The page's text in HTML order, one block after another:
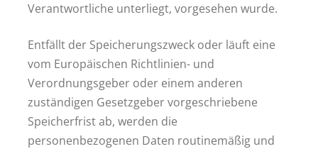
Verantwortliche unterliegt, vorgesehen wurde.
Entfällt der Speicherungszweck oder läuft eine
vom Europäischen Richtlinien- und
Verordnungsgeber oder einem anderen
zuständigen Gesetzgeber vorgeschriebene
Speicherfrist ab, werden die
personenbezogenen Daten routinemäßig und